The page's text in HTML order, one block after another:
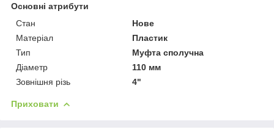
Основні атрибути
Стан
Нове
Матеріал
Пластик
Тип
Муфта сполучна
Діаметр
110 мм
Зовнішня різь
4"
Приховати